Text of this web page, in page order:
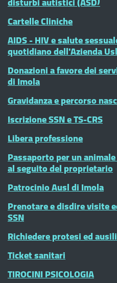
Cartelle Cliniche
AIDS - HIV e salute
quotidiano dell'Azienda
Donazioni a favore dei
di Imola
Gravidanza e percorso
Iscrizione SSN e TS-CRS
Libera professione
Passaporto per un
al seguito del proprietario
Patrocinio Ausl di Imola
Prenotare e disdire visite
SSN
Richiedere protesi ed ausili
Ticket sanitari
TIROCINI PSICOLOGIA